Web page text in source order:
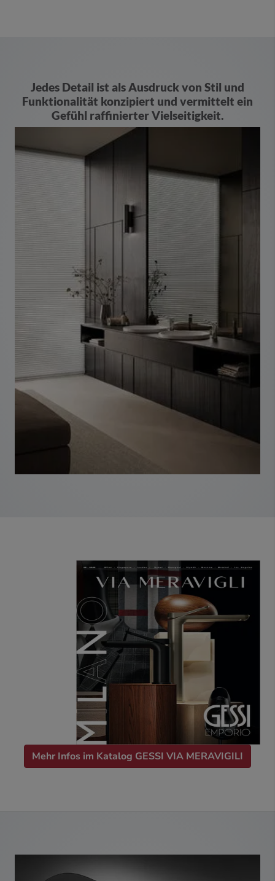
Jedes Detail ist als Ausdruck von Stil und
Funktionalität konzipiert und vermittelt ein
Gefühl raffinierter Vielseitigkeit.
Mehr Infos im Katalog GESSI VIA MERAVIGILI